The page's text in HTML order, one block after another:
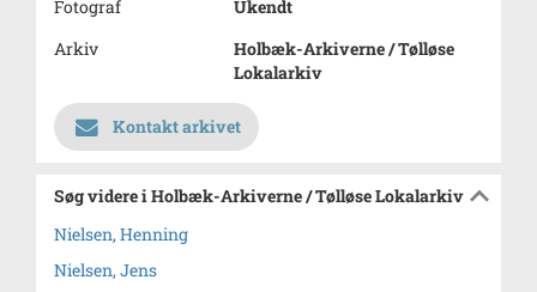
Fotograf
Ukendt
Arkiv
Holbæk-Arkiverne / Tølløse
Lokalarkiv
Kontakt arkivet
Søg videre i Holbæk-Arkiverne / Tølløse Lokalarkiv
Nielsen, Henning
Nielsen, Jens